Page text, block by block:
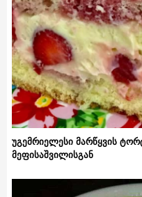
უგემრიელესი მარწყვის
მეფისაშვილისგან